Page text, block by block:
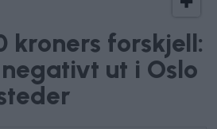
kroners forskjell:
ut i Oslo